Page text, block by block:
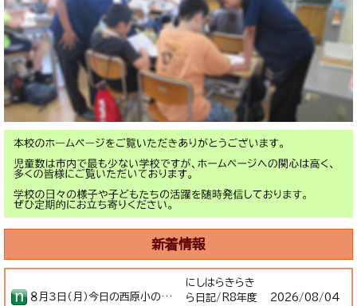
新着情報
８月３日（月）今日の西原小のようす
にしはらきらき
ら日記/R8年度
2026/08/04